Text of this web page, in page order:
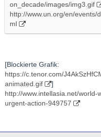
on_decade/images/img3.gif
http://www.un.org/en/events/
ml
[Blockierte Grafik:
https://c.tenor.com/
animated.gif
]
http://www.intellasia.net/
urgent-action-949757